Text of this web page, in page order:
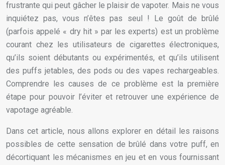
frustrante qui peut gâcher le plaisir de vapoter. Mais ne vous
inquiétez pas, vous n’êtes pas seul ! Le goût de brûlé
(parfois appelé « dry hit » par les experts) est un problème
courant chez les utilisateurs de cigarettes électroniques,
qu’ils soient débutants ou expérimentés, et qu’ils utilisent
des puffs jetables, des pods ou des vapes rechargeables.
Comprendre les causes de ce problème est la première
étape pour pouvoir l’éviter et retrouver une expérience de
vapotage agréable.
Dans cet article, nous allons explorer en détail les raisons
possibles de cette sensation de brûlé dans votre puff, en
décortiquant les mécanismes en jeu et en vous fournissant